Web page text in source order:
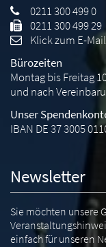
0211 300 499 0
0211 300 499 29
Klick zum E-
Bürozeiten
Montag bis Freitag
und nach
Unser
IBAN DE 37 3005
Newsletter
Sie möchten unsere
einfach für unseren